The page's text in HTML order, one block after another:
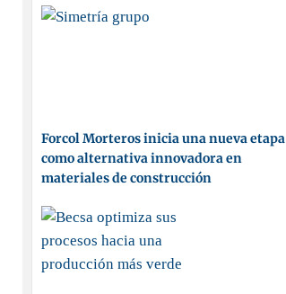
Forcol Morteros inicia una nueva etapa
como alternativa innovadora en
materiales de construcción